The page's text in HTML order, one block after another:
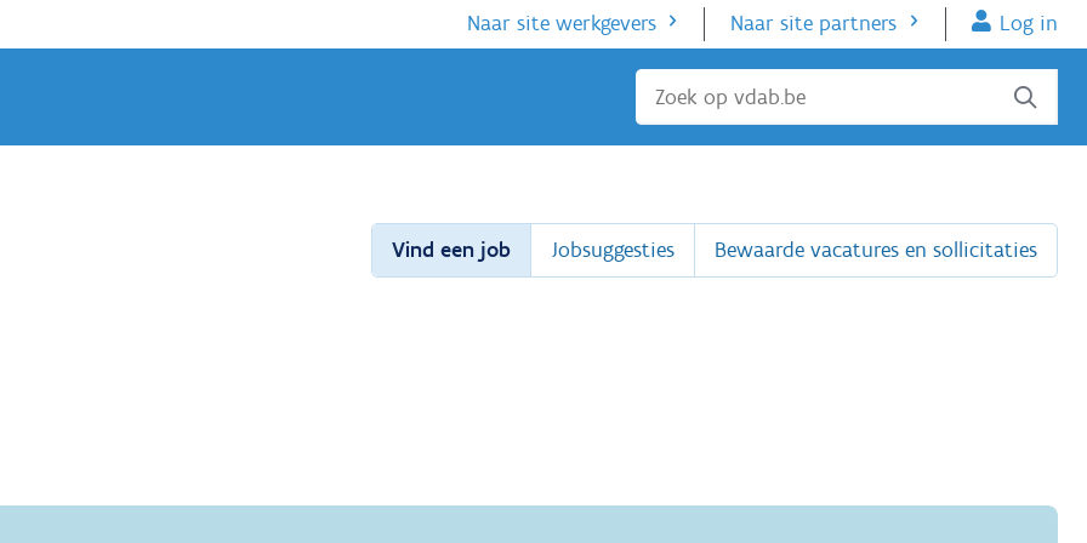
Naar site werkgevers Naar site partners Log in
Sluiten
Vind een job Jobsuggesties Bewaarde vacatures en sollicitaties